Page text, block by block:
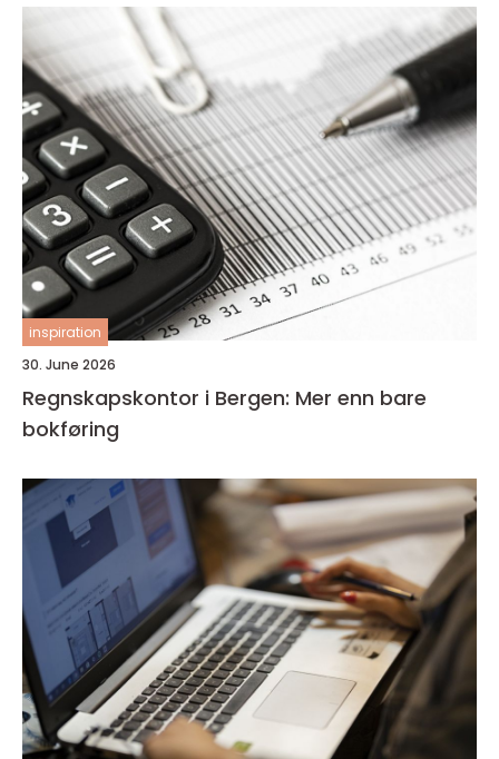
inspiration
30. June 2026
Regnskapskontor i Bergen: Mer enn bare
bokføring